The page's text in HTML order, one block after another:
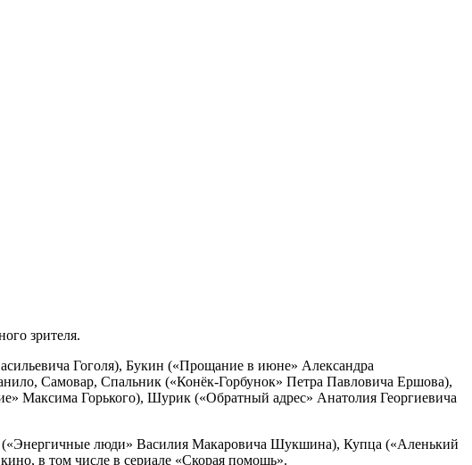
зрителя.
Гоголя), Букин («Прощание в июне» Александра
Самовар, Спальник («Конёк-Горбунок» Петра Павловича Ершова),
Максима Горького), Шурик («Обратный адрес» Анатолия Георгиевича
(«Энергичные люди» Василия Макаровича Шукшина), Купца («Аленький
в том числе в сериале «Скорая помощь».